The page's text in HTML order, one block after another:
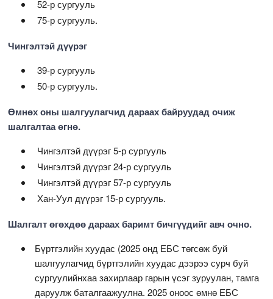
52-р сургууль
75-р сургууль.
Чингэлтэй дүүрэг
39-р сургууль
50-р сургууль.
Өмнөх оны шалгуулагчид дараах байруудад очиж
шалгалтаа өгнө.
Чингэлтэй дүүрэг 5-р сургууль
Чингэлтэй дүүрэг 24-р сургууль
Чингэлтэй дүүрэг 57-р сургууль
Хан-Уул дүүрэг 15-р сургууль.
Шалгалт өгөхдөө дараах баримт бичгүүдийг авч очно.
Бүртгэлийн хуудас (2025 онд ЕБС төгсөж буй
шалгуулагчид бүртгэлийн хуудас дээрээ сурч буй
сургуулийнхаа захирлаар гарын үсэг зуруулан, тамга
даруулж баталгаажуулна. 2025 оноос өмнө ЕБС